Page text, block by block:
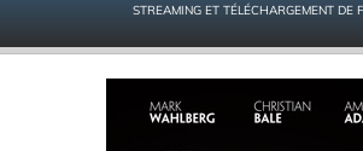
STREAMING ET TÉLÉCHARGEMENT DE